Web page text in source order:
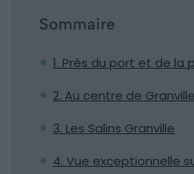
Sommaire
1. Près du port et de la
2. Au centre de Granville
3. Les Salins Granville
4. Vue exceptionnelle